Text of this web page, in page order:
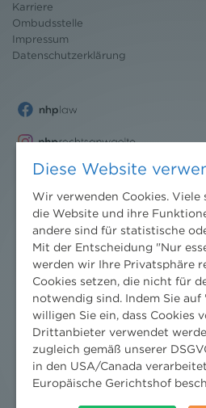
Karriere
Ombudsstelle
Impressum
Datenschutzerklärung
News
Diese Website
Wir verwenden Cookies. Viele
die Website und ihre
andere sind für statistische
Mit der Entscheidung "Nur
werden wir Ihre Privatsphäre
Cookies setzen, die nicht für
notwendig sind. Indem Sie auf
willigen Sie ein, dass Cookies
Drittanbieter verwendet
zugleich gemäß unserer
in den USA/Canada
Europäische Gerichtshof